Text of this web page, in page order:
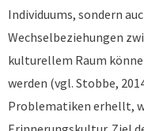
Individuums, sondern
Wechselbeziehungen
kulturellem Raum
werden (vgl. Stobbe,
Problematiken erhellt,